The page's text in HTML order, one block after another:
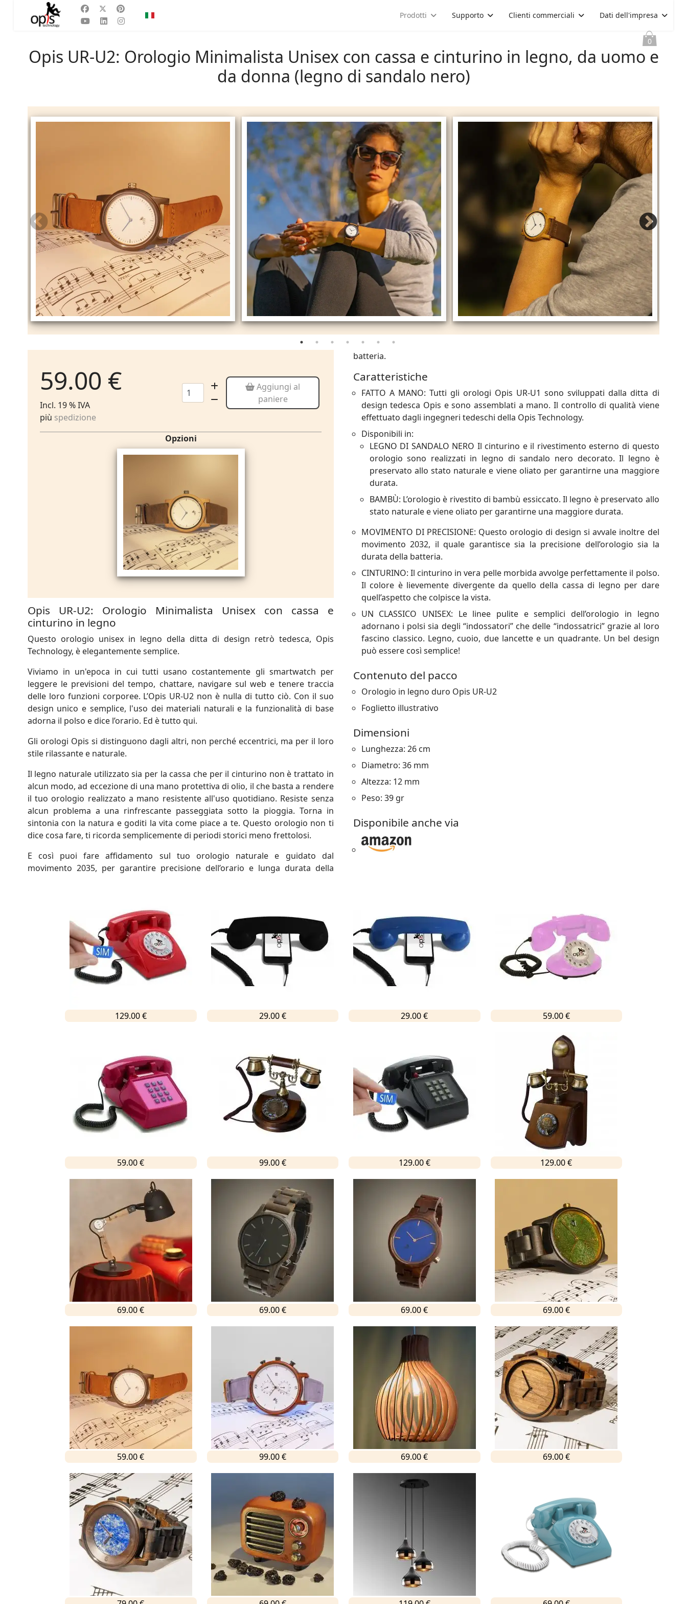
Seleziona la tua lingua
0
Prodotti Supporto Clienti commerciali Dati dell'impresa
Opis UR-U2: Orologio Minimalista Unisex con cassa e cinturino in legno, da uomo e
da donna (legno di sandalo nero)
59.00 €
Incl. 19 % IVA
più spedizione
Aggiungi al
paniere
Opzioni
Opis UR-U2: Orologio Minimalista Unisex con cassa e
cinturino in legno
Questo orologio unisex in legno della ditta di design retrò tedesca, Opis
Technology, è elegantemente semplice.
Viviamo in un'epoca in cui tutti usano costantemente gli smartwatch per
leggere le previsioni del tempo, chattare, navigare sul web e tenere traccia
delle loro funzioni corporee. L’Opis UR-U2 non è nulla di tutto ciò. Con il suo
design unico e semplice, l'uso dei materiali naturali e la funzionalità di base
adorna il polso e dice l’orario. Ed è tutto qui.
Gli orologi Opis si distinguono dagli altri, non perché eccentrici, ma per il loro
stile rilassante e naturale.
Il legno naturale utilizzato sia per la cassa che per il cinturino non è trattato in
alcun modo, ad eccezione di una mano protettiva di olio, il che basta a rendere
il tuo orologio realizzato a mano resistente all'uso quotidiano. Resiste senza
alcun problema a una rinfrescante passeggiata sotto la pioggia. Torna in
sintonia con la natura e goditi la vita come piace a te. Questo orologio non ti
dice cosa fare, ti ricorda semplicemente di periodi storici meno frettolosi.
E così puoi fare affidamento sul tuo orologio naturale e guidato dal
movimento 2035, per garantire precisione dell’orario e lunga durata della
batteria.
Caratteristiche
FATTO A MANO: Tutti gli orologi Opis UR-U1 sono sviluppati dalla ditta di
design tedesca Opis e sono assemblati a mano. Il controllo di qualità viene
effettuato dagli ingegneri tedeschi della Opis Technology.
Disponibili in:
LEGNO DI SANDALO NERO Il cinturino e il rivestimento esterno di questo
orologio sono realizzati in legno di sandalo nero decorato. Il legno è
preservato allo stato naturale e viene oliato per garantirne una maggiore
durata.
BAMBÙ: L’orologio è rivestito di bambù essiccato. Il legno è preservato allo
stato naturale e viene oliato per garantirne una maggiore durata.
MOVIMENTO DI PRECISIONE: Questo orologio di design si avvale inoltre del
movimento 2032, il quale garantisce sia la precisione dell’orologio sia la
durata della batteria.
CINTURINO: Il cinturino in vera pelle morbida avvolge perfettamente il polso.
Il colore è lievemente divergente da quello della cassa di legno per dare
quell’aspetto che colpisce la vista.
UN CLASSICO UNISEX: Le linee pulite e semplici dell’orologio in legno
adornano i polsi sia degli “indossatori” che delle “indossatrici” grazie al loro
fascino classico. Legno, cuoio, due lancette e un quadrante. Un bel design
può essere così semplice!
Contenuto del pacco
Orologio in legno duro Opis UR-U2
Foglietto illustrativo
Dimensioni
Lunghezza: 26 cm
Diametro: 36 mm
Altezza: 12 mm
Peso: 39 gr
Disponibile anche via
129.00 € 29.00 € 29.00 € 59.00 €
59.00 € 99.00 € 129.00 € 129.00 €
69.00 € 69.00 € 69.00 € 69.00 €
59.00 € 99.00 € 69.00 € 69.00 €